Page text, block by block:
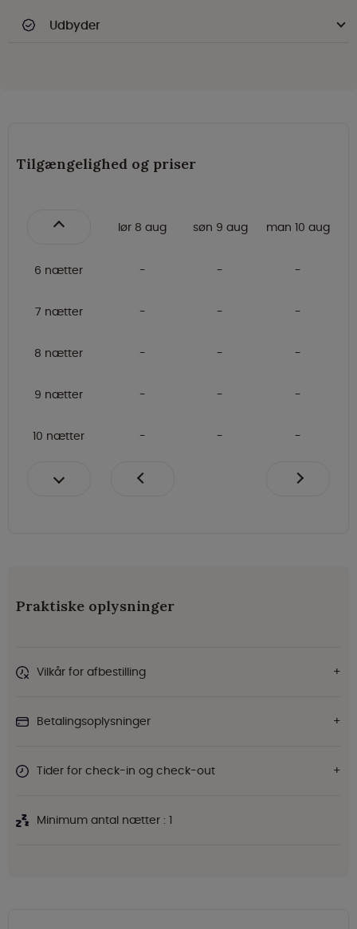
Udbyder
Tilgængelighed og priser
lør 8 aug søn 9 aug man 10 aug
6 nætter
7 nætter
8 nætter
9 nætter
10 nætter
Praktiske oplysninger
Vilkår for afbestilling
Betalingsoplysninger
Tider for check-in og check-out
Minimum antal nætter : 1